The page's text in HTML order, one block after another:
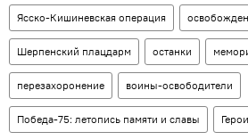
Ясско-Кишиневская операция
Шерпенский плацдарм останки
перезахоронение воины-освободители
Победа-75: летопись памяти и славы Герои